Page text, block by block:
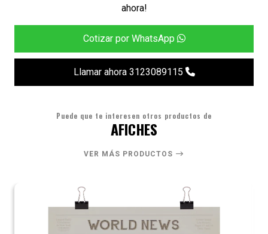
ahora!
Cotizar por WhatsApp
Llamar ahora 3123089115
Puede que te interesen otros productos de
AFICHES
VER MÁS PRODUCTOS